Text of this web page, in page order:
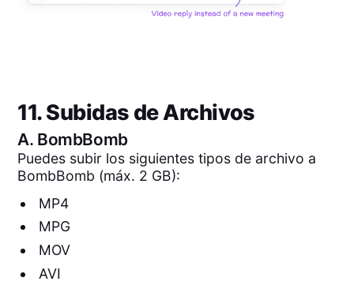
11. Subidas de Archivos
A. BombBomb
Puedes subir los siguientes tipos de archivo a
BombBomb (máx. 2 GB):
MP4
MPG
MOV
AVI